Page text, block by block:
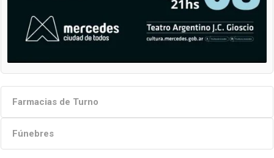
Farmacias de Turno
Fúnebres